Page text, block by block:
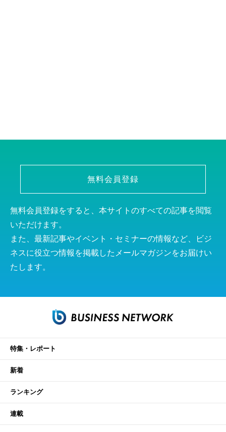
無料会員登録
無料会員登録をすると、本サイトのすべての記事を閲覧
いただけます。
また、最新記事やイベント・セミナーの情報など、ビジ
ネスに役立つ情報を掲載したメールマガジンをお届けい
たします。
特集・レポート
新着
ランキング
連載